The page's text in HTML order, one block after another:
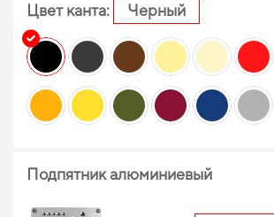
Цвет канта: Черный
Подпятник алюминиевый